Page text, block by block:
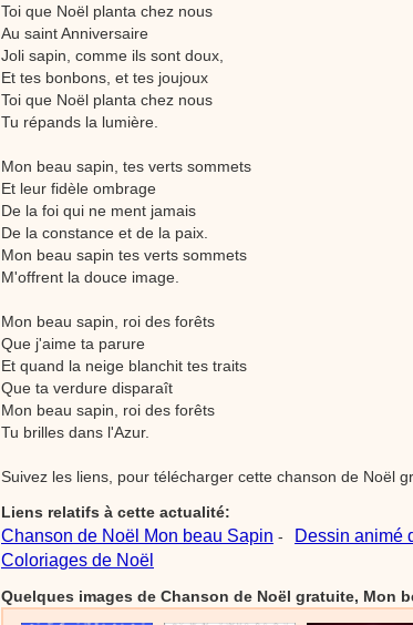
Toi que Noël planta chez nous
Au saint Anniversaire
Joli sapin, comme ils sont doux,
Et tes bonbons, et tes joujoux
Toi que Noël planta chez nous
Tu répands la lumière.
Mon beau sapin, tes verts sommets
Et leur fidèle ombrage
De la foi qui ne ment jamais
De la constance et de la paix.
Mon beau sapin tes verts sommets
M'offrent la douce image.
Mon beau sapin, roi des forêts
Que j'aime ta parure
Et quand la neige blanchit tes traits
Que ta verdure disparaît
Mon beau sapin, roi des forêts
Tu brilles dans l'Azur.
Suivez les liens, pour télécharger cette chanson de Noël
Liens relatifs à cette actualité:
Chanson de Noël Mon beau Sapin - Dessin animé
Coloriages de Noël
Quelques images de Chanson de Noël gratuite, Mon